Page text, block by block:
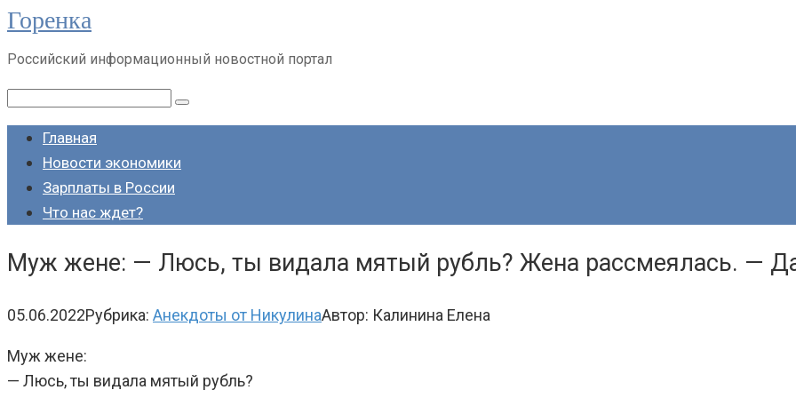
Перейти
контенту
Горенка
Российский информационный новостной портал
Поиск:
Главная
Новости экономики
Зарплаты в России
Что нас ждет?
Муж жене: — Люсь, ты видала мятый рубль? Жена рассмеялась. —
05.06.2022Рубрика: Анекдоты от НикулинаАвтор: Калинина Елена
Муж жене:
— Люсь, ты видала мятый рубль?